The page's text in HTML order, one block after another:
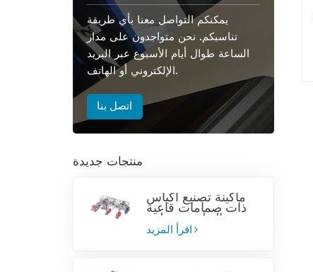
يمكنكم التواصل معنا بأي طريقة
تناسبكم. نحن متواجدون على مدار
الساعة طوال أيام الأسبوع عبر البريد
الإلكتروني أو الهاتف.
اتصل بنا
منتجات جديدة
ماكينة تصنيع أكياس
ذات صمامات قاعية
من البولي بروبيلين
المنسوج
اقرأ المزيد